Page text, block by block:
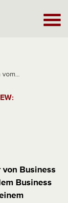
Business
Business